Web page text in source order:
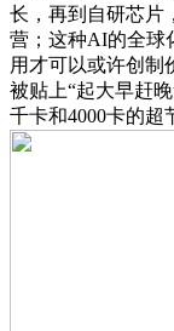
长，再到自研芯片
营；这种AI的全球
用才可以或许创制
被贴上“起大早赶
千卡和4000卡的超